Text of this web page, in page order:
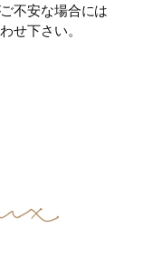
不安な場合には
せ下さい。